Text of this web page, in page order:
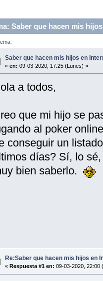
Saber que hacen mis
Saber que hacen mis hijos en
« en: 09-03-2020, 17:25 (Lunes) »
a todos,
que mi hijo se
al poker
conseguir un
días? Sí, lo
bien saberlo.
Re:Saber que hacen mis hijos en
« Respuesta #1 en: 09-03-2020, 22:00